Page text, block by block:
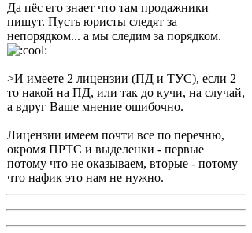
Да пёс его знает что там продажники
пишут. Пусть юристы следят за
непорядком... а мы следим за порядком.
>И имеете 2 лицензии (ПД и ТУС), если 2
то накой на ПД, или так до кучи, на случай,
а вдруг Ваше мнение ошибочно.
Лицензии имеем почти все по перечню,
окромя ПРТС и выделенки - первые
потому что не оказываем, вторые - потому
что нафик это нам не нужно.